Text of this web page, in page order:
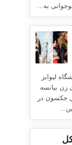
به...
لیوایز
زن بیانسه
جکسون در